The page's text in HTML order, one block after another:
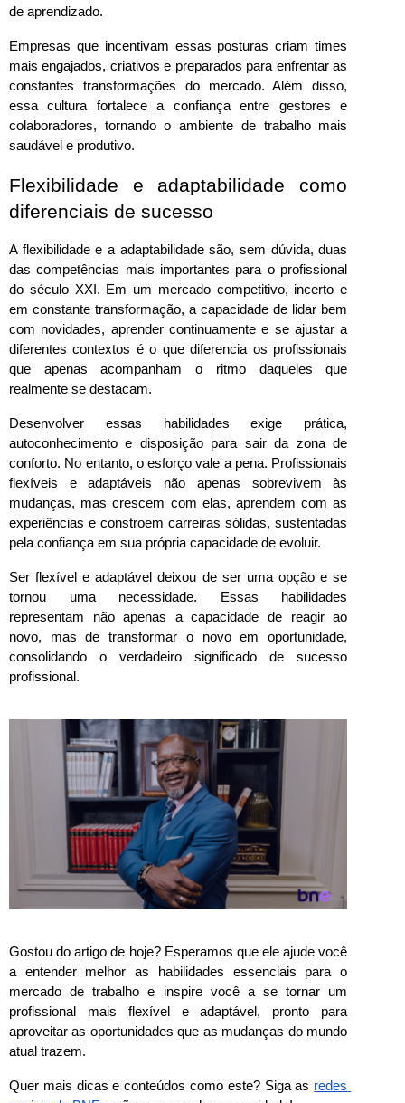
de aprendizado.
Empresas que incentivam essas posturas criam times
mais engajados, criativos e preparados para enfrentar as
constantes transformações do mercado. Além disso,
essa cultura fortalece a confiança entre gestores e
colaboradores, tornando o ambiente de trabalho mais
saudável e produtivo.
Flexibilidade e adaptabilidade como
diferenciais de sucesso
A flexibilidade e a adaptabilidade são, sem dúvida, duas
das competências mais importantes para o profissional
do século XXI. Em um mercado competitivo, incerto e
em constante transformação, a capacidade de lidar bem
com novidades, aprender continuamente e se ajustar a
diferentes contextos é o que diferencia os profissionais
que apenas acompanham o ritmo daqueles que
realmente se destacam.
Desenvolver essas habilidades exige prática,
autoconhecimento e disposição para sair da zona de
conforto. No entanto, o esforço vale a pena. Profissionais
flexíveis e adaptáveis não apenas sobrevivem às
mudanças, mas crescem com elas, aprendem com as
experiências e constroem carreiras sólidas, sustentadas
pela confiança em sua própria capacidade de evoluir.
Ser flexível e adaptável deixou de ser uma opção e se
tornou uma necessidade. Essas habilidades
representam não apenas a capacidade de reagir ao
novo, mas de transformar o novo em oportunidade,
consolidando o verdadeiro significado de sucesso
profissional.
Gostou do artigo de hoje? Esperamos que ele ajude você
a entender melhor as habilidades essenciais para o
mercado de trabalho e inspire você a se tornar um
profissional mais flexível e adaptável, pronto para
aproveitar as oportunidades que as mudanças do mundo
atual trazem.
Quer mais dicas e conteúdos como este? Siga as redes